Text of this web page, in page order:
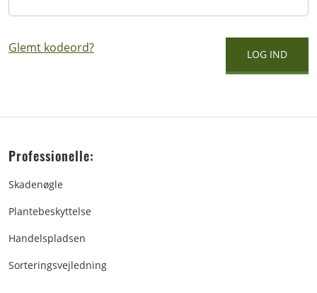
Glemt kodeord?
Professionelle:
Skadenøgle
Plantebeskyttelse
Handelspladsen
Sorteringsvejledning